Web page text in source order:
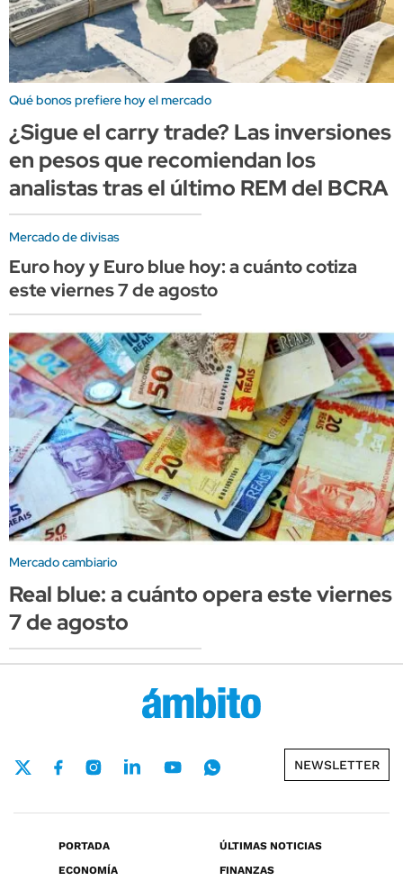
Qué bonos prefiere hoy el mercado
¿Sigue el carry trade? Las inversiones
en pesos que recomiendan los
analistas tras el último REM del BCRA
Mercado de divisas
Euro hoy y Euro blue hoy: a cuánto cotiza
este viernes 7 de agosto
Mercado cambiario
Real blue: a cuánto opera este viernes
7 de agosto
NEWSLETTER
PORTADA
ÚLTIMAS NOTICIAS
ECONOMÍA
FINANZAS